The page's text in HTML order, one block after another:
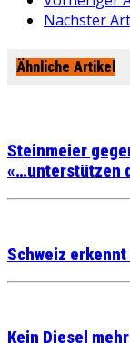
Nächster
Ähnliche Artikel
Steinmeier
«…unterstützen
Schweiz
Kein Diesel